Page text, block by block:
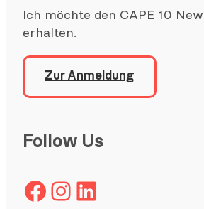
Ich möchte den CAPE 10
erhalten.
Zur Anmeldung
Follow Us
Facebook Instagram LinkedIn